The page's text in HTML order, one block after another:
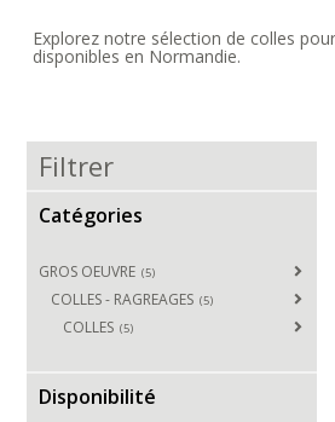
Explorez notre sélection de colles
disponibles en Normandie.
Filtrer
Catégories
GROS OEUVRE (5)
COLLES - RAGREAGES (5)
COLLES (5)
Disponibilité